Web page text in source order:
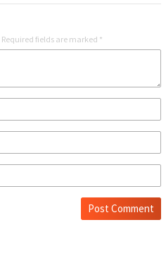
Required fields are marked *